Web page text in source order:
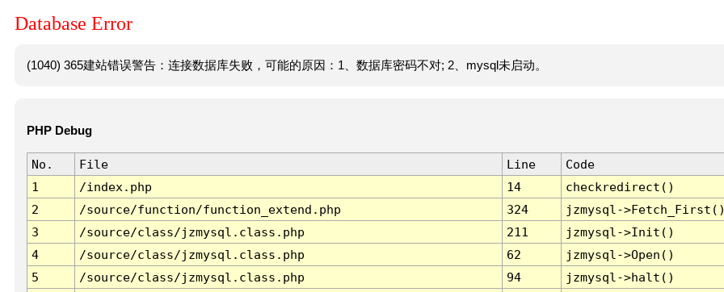
Database Error
(1040) 365建站错误警告：连接数据库失败，可能的原因：1、数据库密码不对; 2、mysql未启动。
PHP Debug
No. File Line
Code
1
/index.php 14
checkredirect()
2
/source/function/function_extend.php 324
jzmysql-
3
/source/class/jzmysql.class.php 211
jzmysql->Init()
4
/source/class/jzmysql.class.php 62
jzmysql->Open()
5
/source/class/jzmysql.class.php 94
jzmysql->halt()